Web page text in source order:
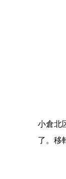
小倉北
了。移